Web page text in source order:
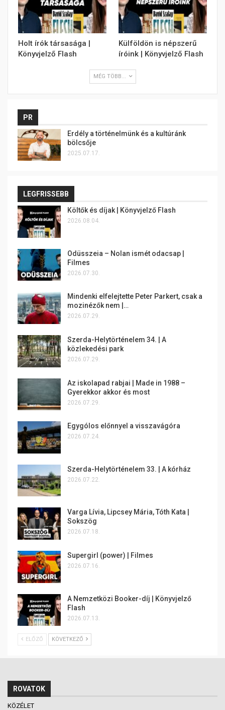
Holt írók társasága |
Könyvjelző Flash
Külföldön is népszerű
íróink | Könyvjelző Flash
MÉG TÖBB...
PR
Erdély a történelmünk és a kultúránk
bölcsője
2025.07.17.
LEGFRISSEBB
Költők és díjak | Könyvjelző Flash
2026.08.04.
Odüsszeia – Nolan ismét odacsap |
Filmes
2026.07.30.
Mindenki elfelejtette Peter Parkert, csak a
mozinézők nem |…
2026.07.29.
Szerda-Helytörténelem 34. | A
közlekedési park
2026.07.29.
Az iskolapad rabjai | Made in 1988 –
Gyerekkor akkor és most
2026.07.29.
Egygólos előnnyel a visszavágóra
2026.07.24.
Szerda-Helytörténelem 33. | A kórház
2026.07.22.
Varga Lívia, Lipcsey Mária, Tóth Kata |
Sokszög
2026.07.18.
Supergirl (power) | Filmes
2026.07.16.
A Nemzetközi Booker-díj | Könyvjelző
Flash
2026.07.13.
ELŐZŐ KÖVETKEZŐ
ROVATOK
KÖZÉLET